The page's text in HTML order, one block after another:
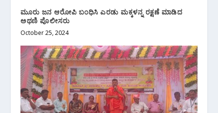
ಮೂರು ಜನ ಆರೋಪಿ ಬಂಧಿಸಿ ಎರಡು ಮಕ್ಕಳನ್ನ ರಕ್ಷಣೆ ಮಾಡಿದ
ಅಥಣಿ ಪೊಲೀಸರು
October 25, 2024